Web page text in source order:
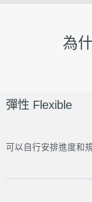
為
彈性 Flexible
可以自行安排進度和